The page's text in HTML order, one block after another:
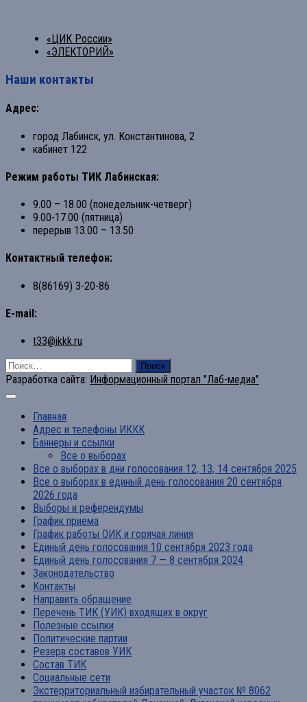
«ЦИК России»
«ЭЛЕКТОРИЙ»
Наши контакты
Адрес:
город Лабинск, ул. Константинова, 2
кабинет 122
Режим работы ТИК Лабинская:
9.00 – 18.00 (понедельник-четверг)
9.00-17.00 (пятница)
перерыв 13.00 – 13.50
Контактный телефон:
8(86169) 3-20-86
E-mail:
t33@ikkk.ru
Найти:
Разработка сайта: Информационный портал "Лаб-медиа"
Главная
Адрес и телефоны ИККК
Баннеры и ссылки
Все о выборах
Все о выборах в дни голосования 12, 13, 14 сентября 2025
Все о выборах в единый день голосования 20 сентября
2026 года
Выборы и референдумы
График приема
График работы ОИК и горячая линия
Единый день голосования 10 сентября 2023 года
Единый день голосования 7 — 8 сентября 2024
Законодательство
Контакты
Направить обращение
Перечень ТИК (УИК) входящих в округ
Полезные ссылки
Политические партии
Резерв составов УИК
Состав ТИК
Социальные сети
Экстерриториальный избирательный участок № 8062